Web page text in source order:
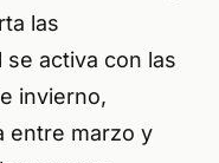
las
activa con las
invierno,
entre marzo y